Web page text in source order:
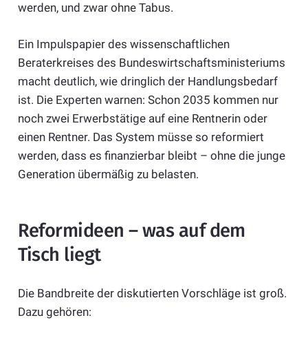
werden, und zwar ohne Tabus.
Ein Impulspapier des wissenschaftlichen
Beraterkreises des Bundeswirtschaftsministeriums
macht deutlich, wie dringlich der Handlungsbedarf
ist. Die Experten warnen: Schon 2035 kommen nur
noch zwei Erwerbstätige auf eine Rentnerin oder
einen Rentner. Das System müsse so reformiert
werden, dass es finanzierbar bleibt – ohne die junge
Generation übermäßig zu belasten.
Reformideen – was auf dem
Tisch liegt
Die Bandbreite der diskutierten Vorschläge ist groß.
Dazu gehören: